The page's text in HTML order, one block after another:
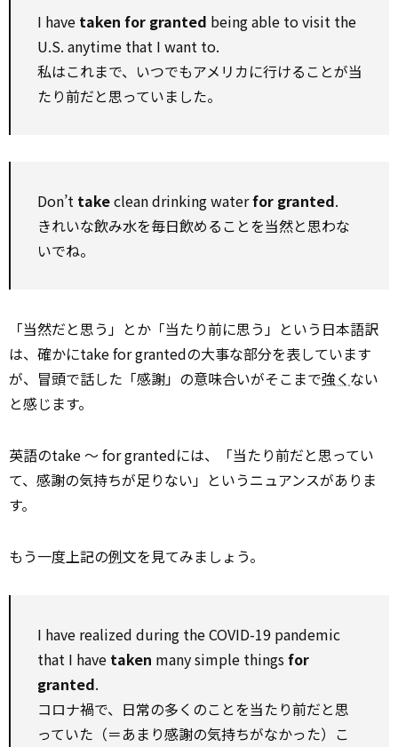
I have taken for granted being able to visit the
U.S. anytime that I want to.
私はこれまで、いつでもアメリカに行けることが当
たり前だと思っていました。
Don’t takeclean drinking waterfor granted.
きれいな飲み水を毎日飲めることを当然と思わな
いでね。
「当然だと思う」とか「当たり前に思う」という日本語訳
は、確かにtake for grantedの大事な部分を表しています
が、冒頭で話した「感謝」の意味合いがそこまで強く ない
と感じます。
英語のtake ～ for grantedには、「当たり前だと思ってい
て、感謝の気持ちが足りない」というニュアンスがありま
す。
もう一度上記の例文を見てみましょう。
I have realized during the COVID-19 pandemic
that I have taken many simple things for
granted.
コロナ禍で、日常の多くのことを当たり前だと思
っていた（＝あまり感謝の気持ちがなかった）こ